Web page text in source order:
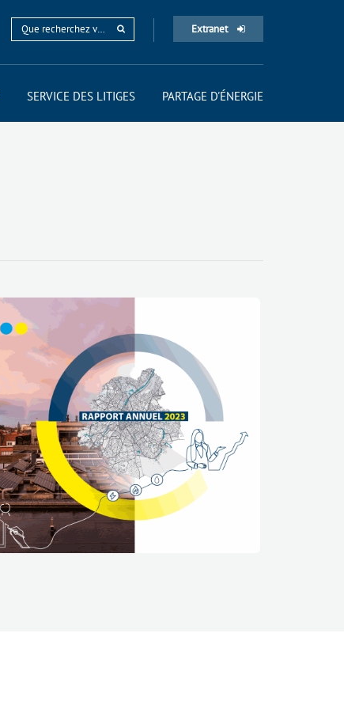
Extranet
SERVICE DES LITIGES PARTAGE D'ÉNERGIE